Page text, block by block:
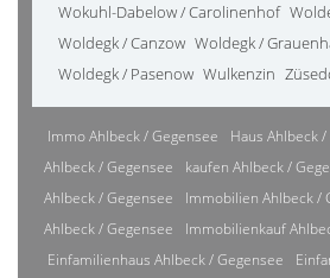
Wokuhl-Dabelow / Carolinenhof
Woldegk / Canzow Woldegk /
Woldegk / Pasenow Wulkenzin
Immo Ahlbeck / Gegensee Haus Ahlbeck
Ahlbeck / Gegensee
kaufen Ahlbeck /
Ahlbeck / Gegensee
Immobilien Ahlbeck /
Ahlbeck / Gegensee
Immobilienkauf
Einfamilienhaus Ahlbeck / Gegensee